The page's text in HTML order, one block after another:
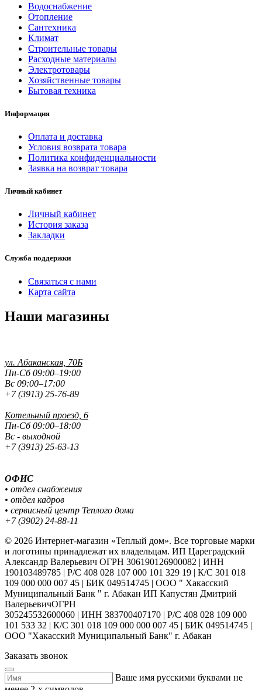
Водоснабжение
Отопление
Сантехника
Климат
Строительные товары
Расходные материалы
Электротовары
Хозяйственные товары
Бытовая техника
Информация
Оплата и доставка
Условия возврата товара
Политика конфиденциальности
Заявка на возврат товара
Личный кабинет
Личный кабинет
История заказа
Закладки
Служба поддержки
Связаться с нами
Карта сайта
Наши магазины
ул. Абаканская, 70Б
Пн-Сб 09:00–19:00
Вс 09:00–17:00
+7 (3913) 25-76-89
Котельный проезд, 6
Пн-Сб 09:00–18:00
Вс - выходной
+7 (3913) 25-63-13
ОФИС
• отдел снабжения
• отдел кадров
• сервисный центр Теплого дома
+7 (3902) 24-88-11
© 2026 Интернет-магазин «Теплый дом». Все торговые марки
и логотипы принадлежат их владельцам. ИП Цареградский
Александр Валерьевич ОГРН 306190126900082 | ИНН
190103489785 | Р/С 408 028 107 000 101 329 19 | К/С 301 018
109 000 000 007 45 | БИК 049514745 | ООО " Хакасский
Муниципальный Банк " г. Абакан ИП Капустян Дмитрий
ВалерьевичОГРН
305245532600060 | ИНН 383700407170 | Р/С 408 028 109 000
101 533 32 | К/С 301 018 109 000 000 007 45 | БИК 049514745 |
ООО "Хакасский Муниципальный Банк" г. Абакан
Заказать звонок
Ваше имя русскими буквами не